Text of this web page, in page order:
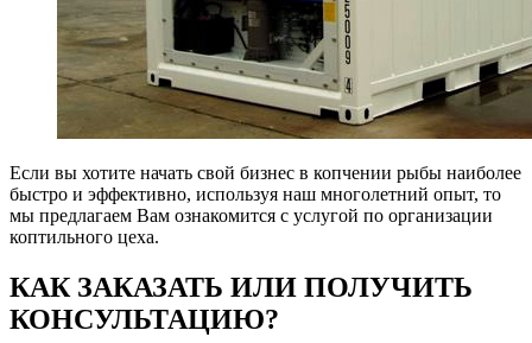
Если вы хотите начать свой бизнес в копчении рыбы наиболее
быстро и эффективно, используя наш многолетний опыт, то
мы предлагаем Вам ознакомится с услугой по организации
коптильного цеха.
КАК ЗАКАЗАТЬ ИЛИ ПОЛУЧИТЬ
КОНСУЛЬТАЦИЮ?